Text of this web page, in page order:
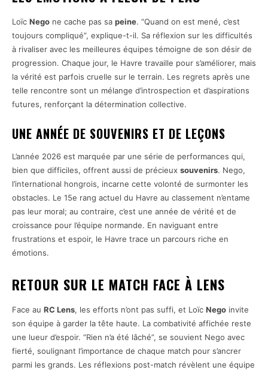
Loïc Nego ne cache pas sa peine. “Quand on est mené, c’est
toujours compliqué”, explique-t-il. Sa réflexion sur les difficultés
à rivaliser avec les meilleures équipes témoigne de son désir de
progression. Chaque jour, le Havre travaille pour s’améliorer, mais
la vérité est parfois cruelle sur le terrain. Les regrets après une
telle rencontre sont un mélange d’introspection et d’aspirations
futures, renforçant la détermination collective.
UNE ANNÉE DE SOUVENIRS ET DE LEÇONS
L’année 2026 est marquée par une série de performances qui,
bien que difficiles, offrent aussi de précieux souvenirs. Nego,
l’international hongrois, incarne cette volonté de surmonter les
obstacles. Le 15e rang actuel du Havre au classement n’entame
pas leur moral; au contraire, c’est une année de vérité et de
croissance pour l’équipe normande. En naviguant entre
frustrations et espoir, le Havre trace un parcours riche en
émotions.
RETOUR SUR LE MATCH FACE À LENS
Face au RC Lens, les efforts n’ont pas suffi, et Loïc Nego invite
son équipe à garder la tête haute. La combativité affichée reste
une lueur d’espoir. “Rien n’a été lâché”, se souvient Nego avec
fierté, soulignant l’importance de chaque match pour s’ancrer
parmi les grands. Les réflexions post-match révèlent une équipe